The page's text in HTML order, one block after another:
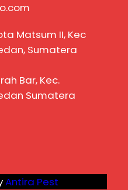
Matsum II, Kec
Sumatera
Bar, Kec.
Sumatera
Antira Pest